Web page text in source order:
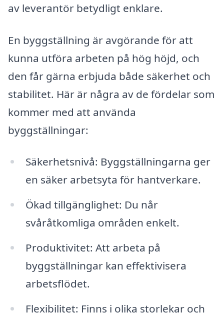
av leverantör betydligt enklare.
En byggställning är avgörande för att
kunna utföra arbeten på hög höjd, och
den får gärna erbjuda både säkerhet och
stabilitet. Här är några av de fördelar som
kommer med att använda
byggställningar:
Säkerhetsnivå: Byggställningarna ger
en säker arbetsyta för hantverkare.
Ökad tillgänglighet: Du når
svåråtkomliga områden enkelt.
Produktivitet: Att arbeta på
byggställningar kan effektivisera
arbetsflödet.
Flexibilitet: Finns i olika storlekar och